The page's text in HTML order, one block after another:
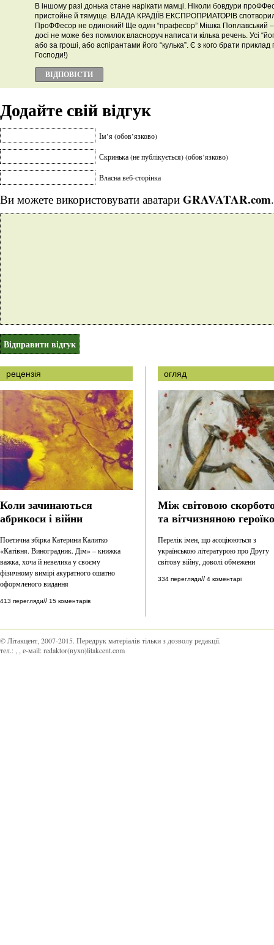
В іншому разі донька стане нарікати мамці. Ніколи бовдури
пристойне й тямуще. ВЛАДА КРАДІЇВ ЕКСПРОПРИАТОРІВ спотворила
ПроФФесор не одинокий! Ще один “прафесор” Мішка Поплавський –
досі не може без помилок власноруч написати кілька речень. Усі
або за гроші, або аспірантами його “кулька”. Є з кого брати
Господи!)
ВІДПОВІCТИ
Додайте свій відгук
Ім’я (обов’язково)
Скринька (не публікується) (обов’язково)
Власна веб-сторінка
Ви можете використовувати аватари GRAVATAR.com.
рецензія
Коли зачинаються
абрикоси і війни
Поетична збірка Катерини Калитко
«Катівня. Виноградник. Дім» – книжка
важка, хоча й невелика у своєму
фізичному вимірі акуратного ошатно
оформленого видання
413 перегляди// 15 коментарів
огляд
Між світовою
та вітчизняною
Перелік імен, що асоціюються з
українською літературою про Другу
світову війну, доволі обмежени
334 перегляди// 4 коментарі
© Літакцент, 2007-2015. Передрук матеріалів тільки з дозволу редакції.
тел.:
, е-маіl:redaktor(вухо)litakcent.com